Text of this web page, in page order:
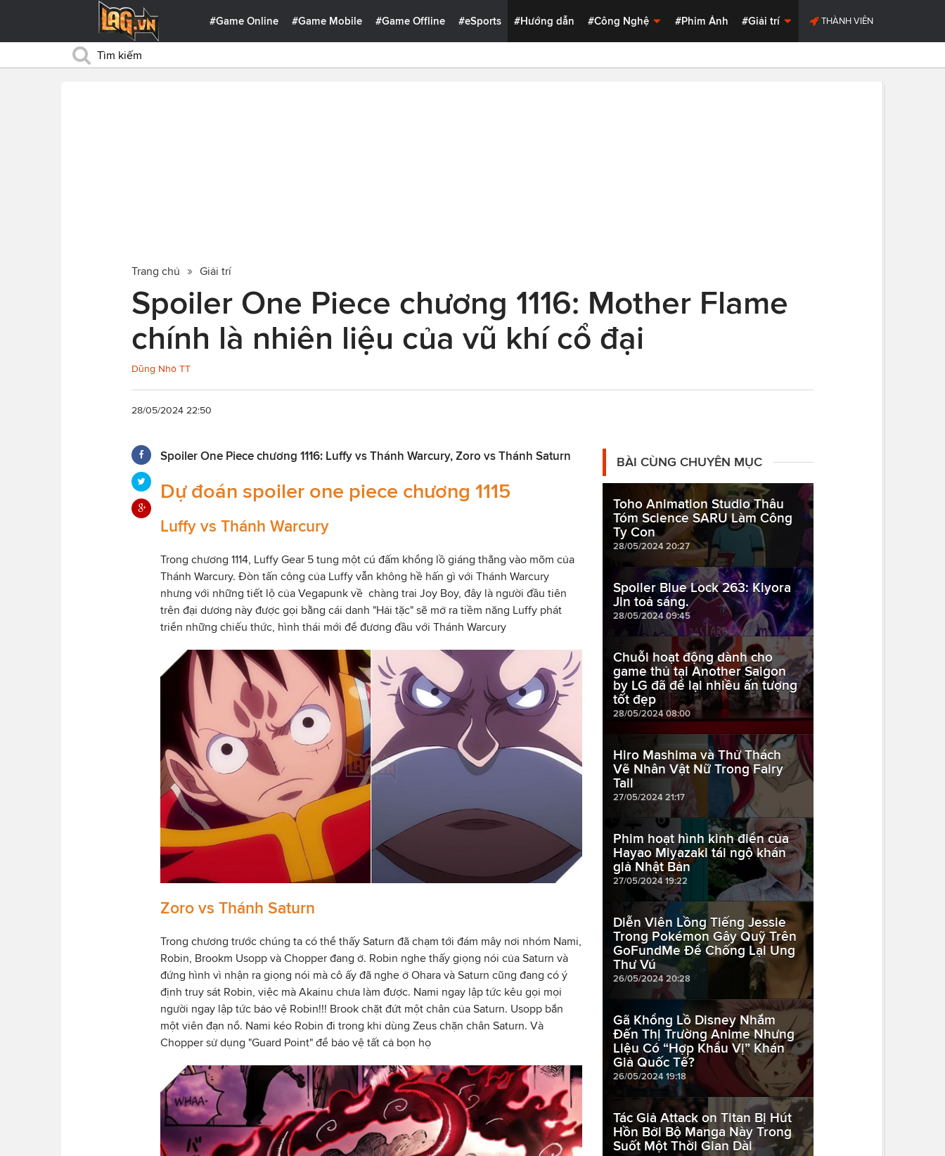
#Game Online #Game Mobile #Game Offline #eSports #Hướng dẫn #Công Nghệ #Phim Ảnh #Giải trí THÀNH VIÊN
Trang chủ Giải trí
Spoiler One Piece chương 1116: Mother Flame
chính là nhiên liệu của vũ khí cổ đại
Dũng Nhỏ TT
28/05/2024 22:50
Spoiler One Piece chương 1116: Luffy vs Thánh Warcury, Zoro vs Thánh Saturn
Dự đoán spoiler one piece chương 1115
Luffy vs Thánh Warcury
Trong chương 1114, Luffy Gear 5 tung một cú đấm khổng lồ giáng thẳng vào mõm của
Thánh Warcury. Đòn tấn công của Luffy vẫn không hề hấn gì với Thánh Warcury
nhưng với những tiết lộ của Vegapunk về chàng trai Joy Boy, đây là người đầu tiên
trên đại dương này được gọi bằng cái danh "Hải tặc" sẽ mở ra tiềm năng Luffy phát
triển những chiếu thức, hình thái mới để đương đầu với Thánh Warcury
Zoro vs Thánh Saturn
Trong chương trước chúng ta có thể thấy Saturn đã chạm tới đám mây nơi nhóm Nami,
Robin, Brookm Usopp và Chopper đang ở. Robin nghe thấy giọng nói của Saturn và
đứng hình vì nhận ra giọng nói mà cô ấy đã nghe ở Ohara và Saturn cũng đang có ý
định truy sát Robin, việc mà Akainu chưa làm được. Nami ngay lập tức kêu gọi mọi
người ngay lập tức bảo vệ Robin!!! Brook chặt đứt một chân của Saturn. Usopp bắn
một viên đạn nổ. Nami kéo Robin đi trong khi dùng Zeus chặn chân Saturn. Và
Chopper sử dụng "Guard Point" để bảo vệ tất cả bọn họ
BÀI CÙNG CHUYÊN MỤC
Toho Animation Studio Thâu
Tóm Science SARU Làm Công
Ty Con
28/05/2024 20:27
Spoiler Blue Lock 263: Kiyora
Jin toả sáng.
28/05/2024 09:45
Chuỗi hoạt động dành cho
game thủ tại Another Saigon
by LG đã để lại nhiều ấn tượng
tốt đẹp
28/05/2024 08:00
Hiro Mashima và Thử Thách
Vẽ Nhân Vật Nữ Trong Fairy
Tail
27/05/2024 21:17
Phim hoạt hình kinh điển của
Hayao Miyazaki tái ngộ khán
giả Nhật Bản
27/05/2024 19:22
Diễn Viên Lồng Tiếng Jessie
Trong Pokémon Gây Quỹ Trên
GoFundMe Để Chống Lại Ung
Thư Vú
26/05/2024 20:28
Gã Khổng Lồ Disney Nhắm
Đến Thị Trường Anime Nhưng
Liệu Có “Hợp Khẩu Vị” Khán
Giả Quốc Tế?
26/05/2024 19:18
Tác Giả Attack on Titan Bị Hút
Hồn Bởi Bộ Manga Này Trong
Suốt Một Thời Gian Dài